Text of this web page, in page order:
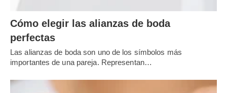
Cómo elegir las alianzas de boda
perfectas
Las alianzas de boda son uno de los símbolos más
importantes de una pareja. Representan…